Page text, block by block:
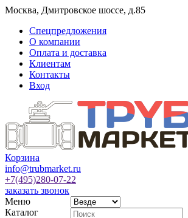
Москва, Дмитровское шоссе, д.85
Спецпредложения
О компании
Оплата и доставка
Клиентам
Контакты
Вход
Корзина
info@trubmarket.ru
+7(495)280-07-22
заказать звонок
Меню
Каталог